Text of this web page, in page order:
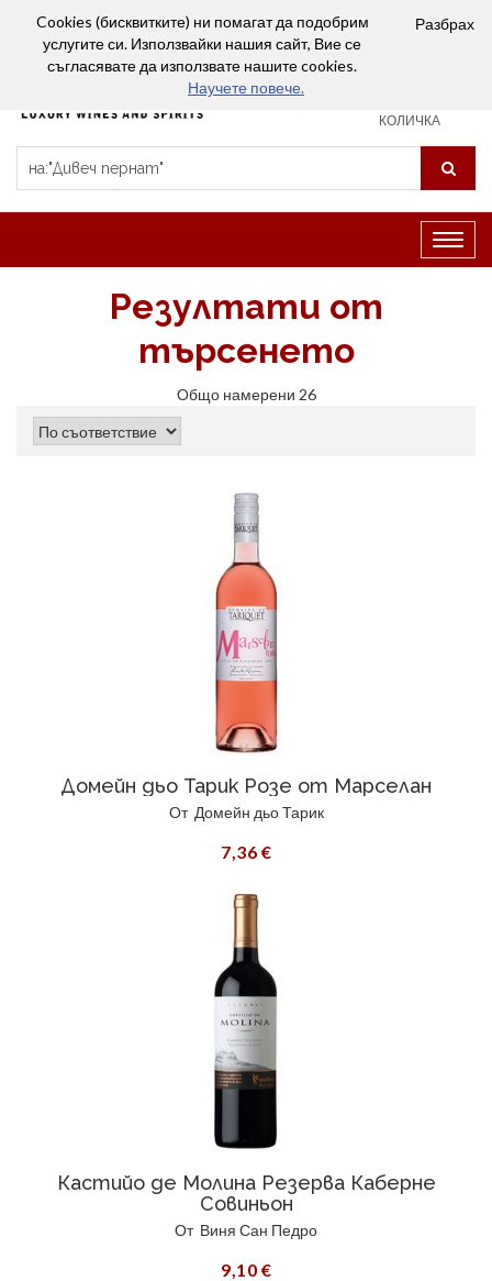
Разбрах
Cookies (бисквитките) ни помагат да подобрим
услугите си. Използвайки нашия сайт, Вие се
съгласявате да използвате нашите cookies.
Научете повече.
КОЛИЧКА
на
Резултати от
търсенето
Общо намерени 26
Домейн дьо Тарик Розе от Марселан
От Домейн дьо Тарик
7,36 €
Кастийо де Молина Резерва Каберне
Совиньон
От Виня Сан Педро
9,10 €